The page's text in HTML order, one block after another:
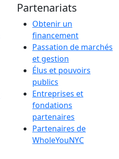
Partenariats
Obtenir un
financement
Passation de marchés
et gestion
Élus et pouvoirs
publics
Entreprises et
fondations
partenaires
Partenaires de
WholeYouNYC